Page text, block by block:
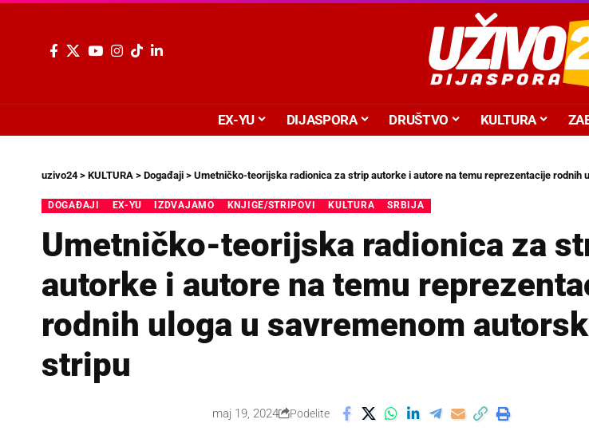
EX-YU DIJASPORA DRUŠTVO KULTURA
uzivo24> KULTURA > Događaji > Umetničko-teorijska radionica za strip autorke i autore na temu reprezentacije rodnih uloga u
DOGAĐAJI EX-YU IZDVAJAMO KNJIGE/STRIPOVI KULTURA SRBIJA
Umetničko-teorijska radionica za
autorke i autore na temu
rodnih uloga u savremenom
stripu
maj 19, 2024 Podelite